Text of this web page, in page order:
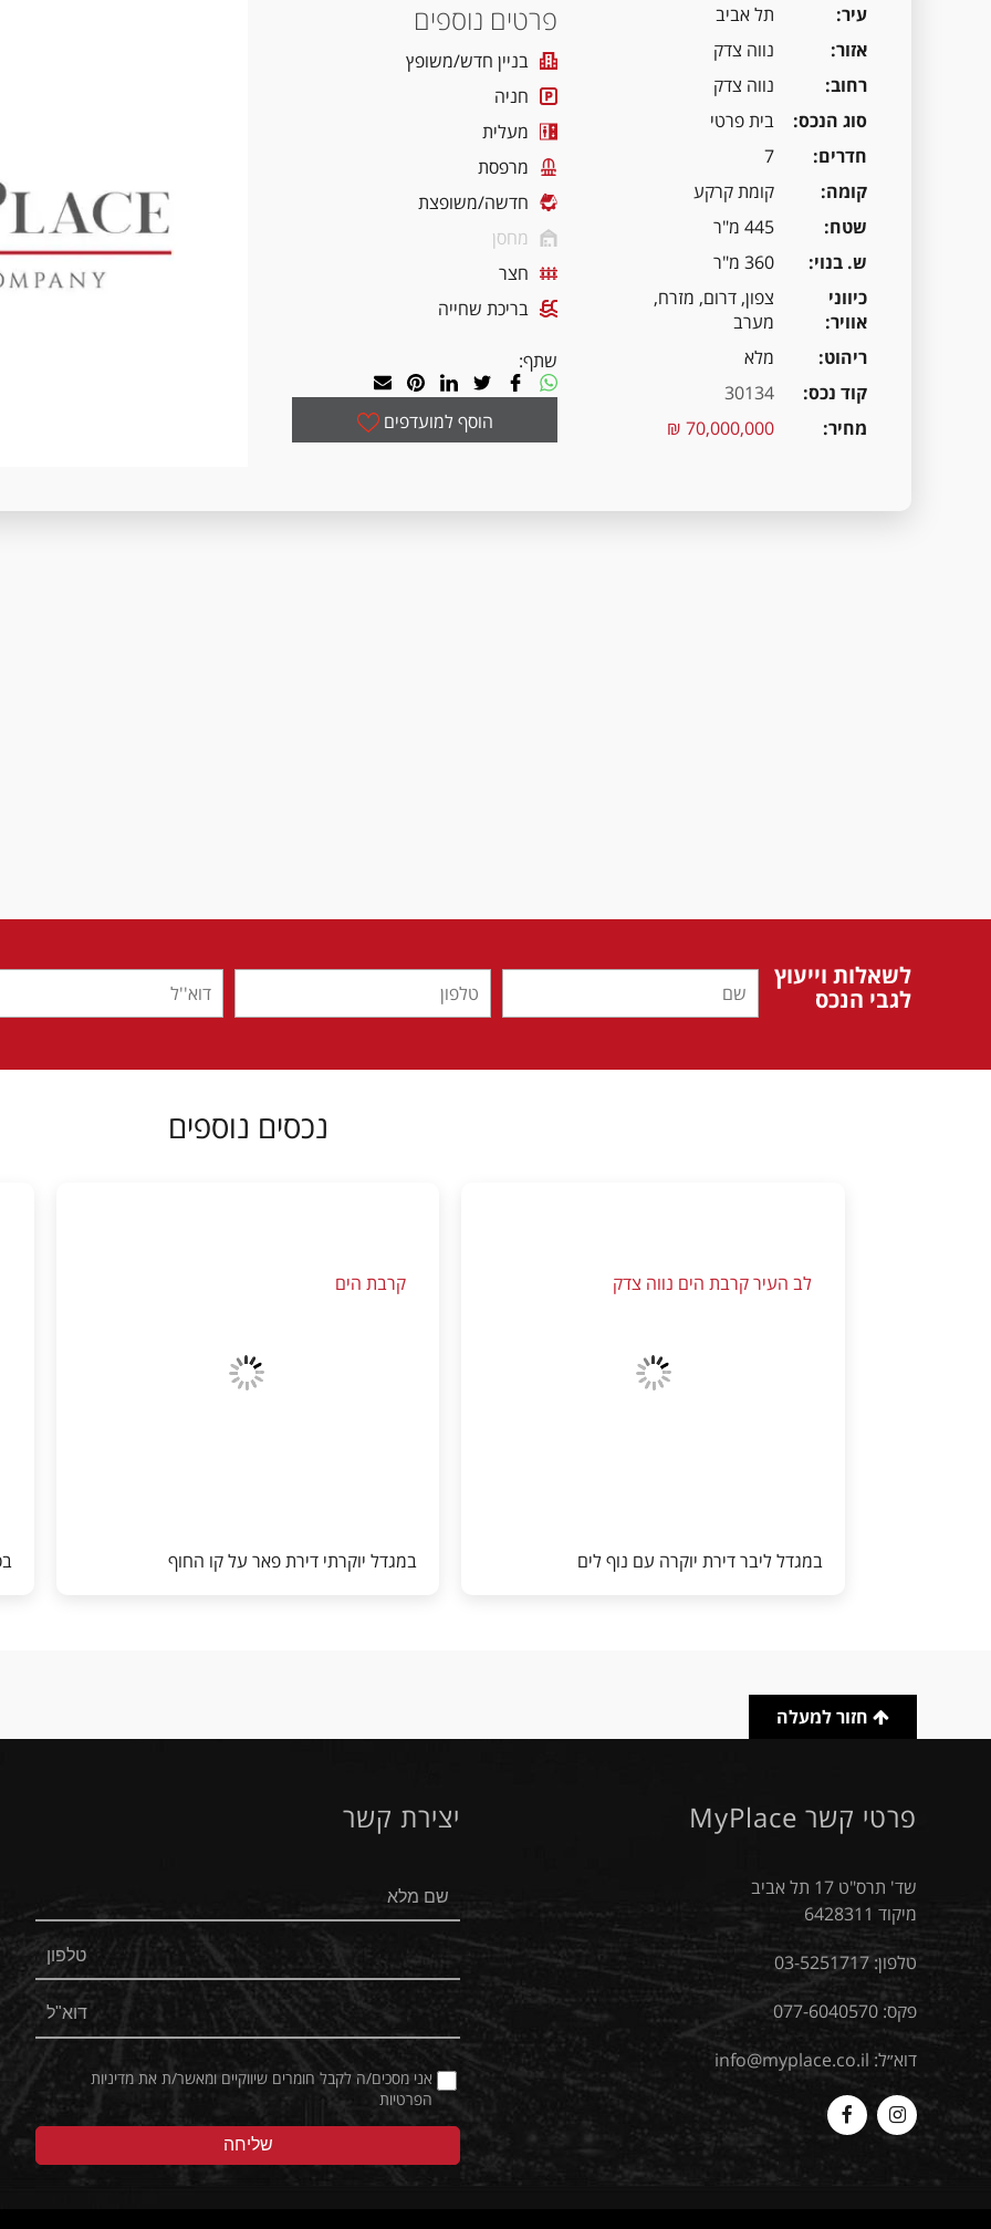
עיר
תל אביב
אזור
נווה צדק
רחוב
נווה צדק
סוג הנכס
בית פרטי
חדרים
7
קומה
קומת קרקע
שטח
445 מ"ר
ש. בנוי
360 מ"ר
כיווני
אוויר
צפון, דרום, מזרח,
מערב
ריהוט
מלא
קוד נכס
30134
מחיר
70,000,000 ₪
פרטים נוספים
בניין חדש/משופץ
חניה
מעלית
מרפסת
חדשה/משופצת
מחסן
חצר
בריכת שחייה
שתף:
הוסף למועדפים
לשאלות וייעוץ
לגבי הנכס
נכסים נוספים
לב העיר קרבת הים נווה צדק
במגדל ליבר דירת יוקרה עם נוף לים
קרבת הים
במגדל יוקרתי דירת פאר על קו החוף
חזור למעלה
פרטי קשר MyPlace
שד' תרס"ט 17 תל אביב
מיקוד 6428311
טלפון:03-5251717
פקס: 077-6040570
דוא״ל: info@myplace.co.il
Myplace
MyPlace
יצירת קשר
אני מסכים/ה לקבל חומרים שיווקיים ומאשר/ת אתמדיניות
הפרטיות